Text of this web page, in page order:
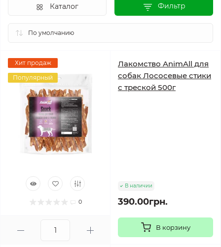
Фильтр
Каталог
Хит продаж
Популярный
0
Лакомство AnimAll для
собак Лососевые стики
с треской 500г
В наличии
390.00грн.
В корзину